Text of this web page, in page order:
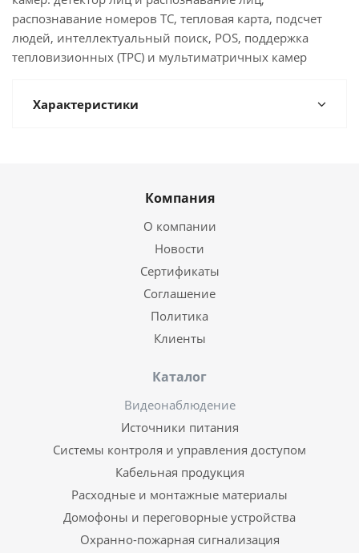
распознавание номеров ТС, тепловая карта, подсчет
людей, интеллектуальный поиск, POS, поддержка
тепловизионных (TPC) и мультиматричных камер
Характеристики
Компания
О компании
Новости
Сертификаты
Соглашение
Политика
Клиенты
Каталог
Видеонаблюдение
Источники питания
Системы контроля и управления доступом
Кабельная продукция
Расходные и монтажные материалы
Домофоны и переговорные устройства
Охранно-пожарная сигнализация